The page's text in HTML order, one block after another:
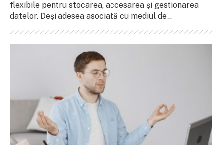
flexibile pentru stocarea, accesarea și gestionarea
datelor. Deși adesea asociată cu mediul de...